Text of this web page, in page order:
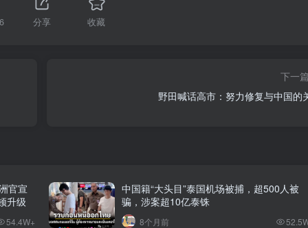
分享 收藏
下一篇
野田喊话高市：努力修复与中国的
官宣
升级
54.4W+
中国籍“大头目”泰国机场被捕，超500人被
骗，涉案超10亿泰铢
8个月前